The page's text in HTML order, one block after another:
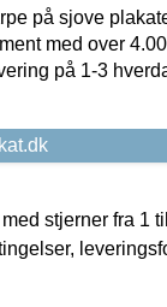
på sjove
med over
på 1-3
stjerner fra 1